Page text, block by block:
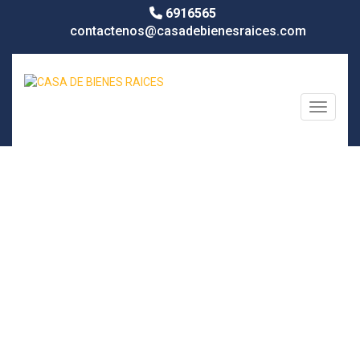
6916565
contactenos@casadebienesraices.com
Toggle